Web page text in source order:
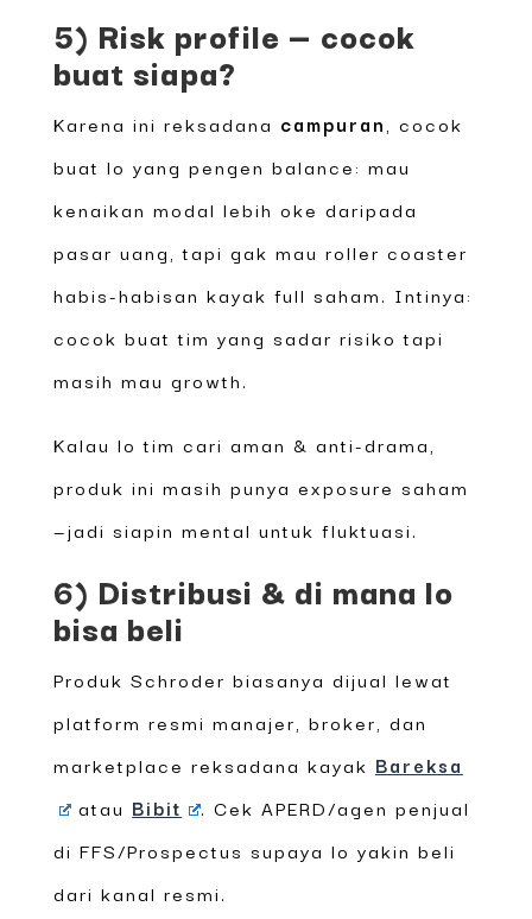
5) Risk profile — cocok
buat siapa?
Karena ini reksadana campuran , cocok
buat lo yang pengen balance: mau
kenaikan modal lebih oke daripada
pasar uang, tapi gak mau roller coaster
habis-habisan kayak full saham. Intinya:
cocok buat tim yang sadar risiko tapi
masih mau growth.
Kalau lo tim cari aman & anti-drama,
produk ini masih punya exposure saham
—jadi siapin mental untuk fluktuasi.
6) Distribusi & di mana lo
bisa beli
Produk Schroder biasanya dijual lewat
platform resmi manajer, broker, dan
marketplace reksadana kayak Bareksa
atau Bibit
. Cek APERD/agen penjual
di FFS/Prospectus supaya lo yakin beli
dari kanal resmi.